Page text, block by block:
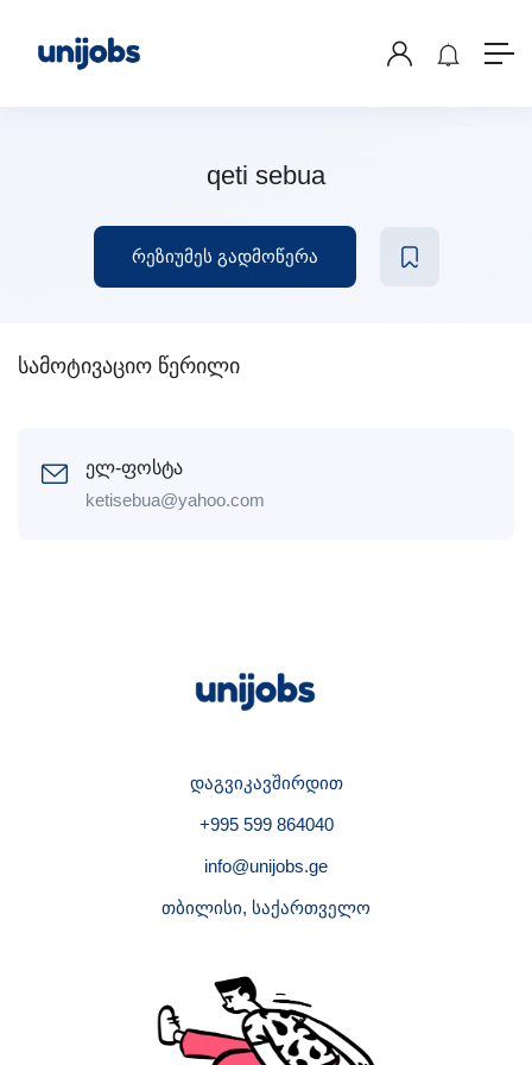
qeti sebua
რეზიუმეს გადმოწერა
სამოტივაციო წერილი
ელ-ფოსტა
ketisebua@yahoo.com
დაგვიკავშირდით
+995 599 864040
info@unijobs.ge
თბილისი, საქართველო